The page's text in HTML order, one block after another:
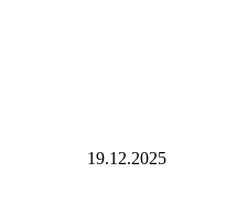
19.12.2025